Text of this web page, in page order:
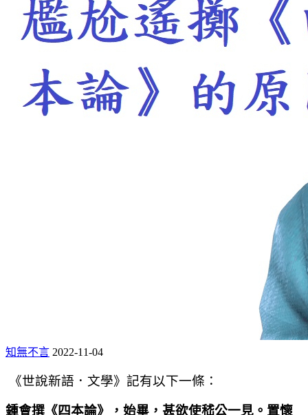
知無不言 2022-11-04
《世說新語．文學》記有以下一條：
鍾會撰《四本論》，始畢，甚欲使嵇公一見。置懷